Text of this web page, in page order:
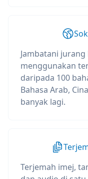
Jambatani
menggunakan
daripada 100
Bahasa Arab,
banyak lagi.
Terjemah imej,